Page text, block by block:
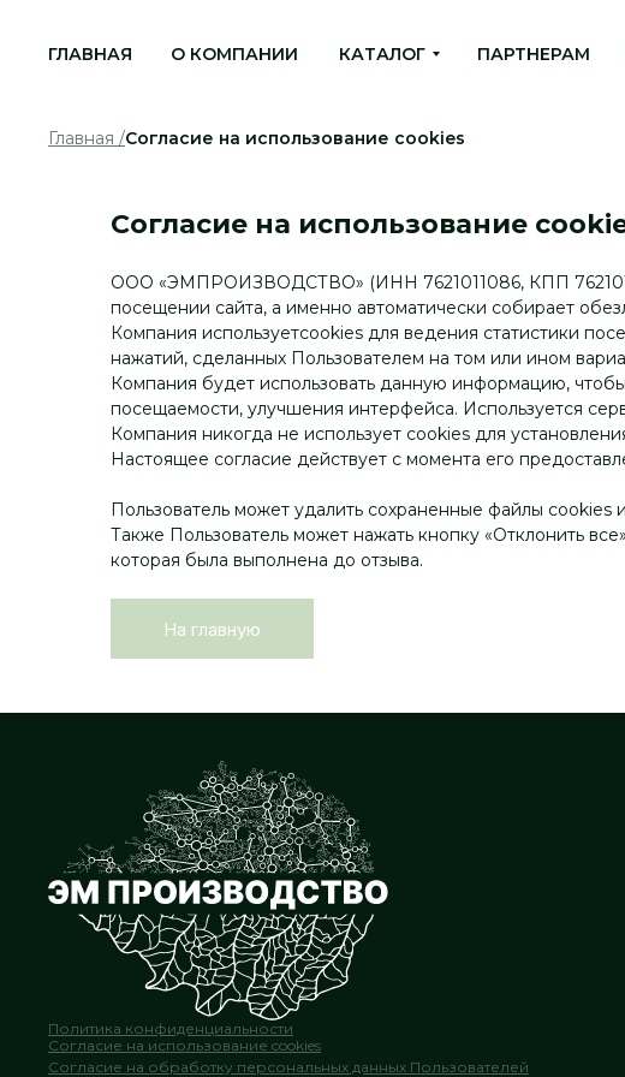
ГЛАВНАЯ О КОМПАНИИ КАТАЛОГ ПАРТНЕРАМ
Главная /Согласие на использование cookies
Согласие на использование
ООО «ЭМПРОИЗВОДСТВО» (ИНН 7621011086, КПП
посещении сайта, а именно автоматически собирает
Компания используетcookies для ведения статистики
нажатий, сделанных Пользователем на том или ином
Компания будет использовать данную информацию,
посещаемости, улучшения интерфейса. Используется
Компания никогда не использует cookies для
Настоящее согласие действует с момента его
Пользователь может удалить сохраненные файлы cookies
Также Пользователь может нажать кнопку «Отклонить
которая была выполнена до отзыва.
На главную
Политика конфиденциальности
Согласие на использование cookies
Согласие на обработку персональных данных Пользователей